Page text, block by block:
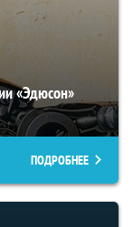
«Эдюсон»
ПОДРОБНЕЕ